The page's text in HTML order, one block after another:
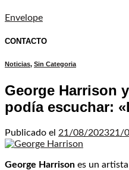
Envelope
CONTACTO
Noticias, Sin Categoria
George Harrison
podía escuchar:
Publicado el 21/08/202321/
George Harrison es un